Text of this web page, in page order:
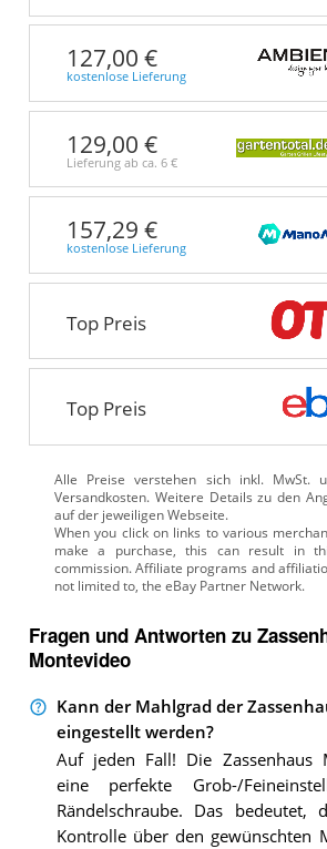
127,00 €
kostenlose Lieferung
129,00 €
Lieferung ab ca. 6 €
157,29 €
kostenlose Lieferung
Top Preis
Top Preis
Alle Preise verstehen sich inkl. MwSt.
Versandkosten. Weitere Details zu den
auf der jeweiligen Webseite.
Fragen und Antworten zu
Montevideo
Kann der Mahlgrad der
eingestellt werden?
Auf jeden Fall! Die Zassenhaus
eine perfekte Grob-/
Rändelschraube. Das
Kontrolle über den gewünschten